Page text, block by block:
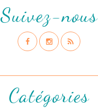
Catégories
Suivez-nous